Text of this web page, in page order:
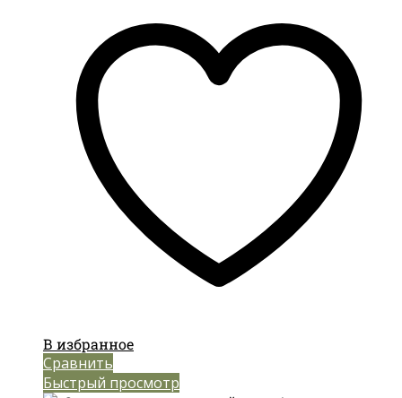
В избранное
Сравнить
Быстрый просмотр